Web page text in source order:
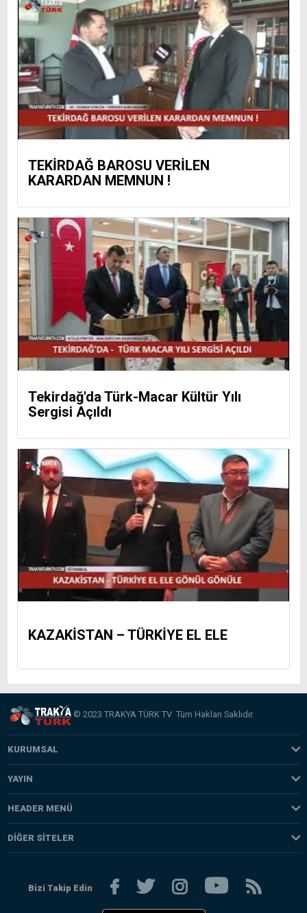
TEKİRDAĞ BAROSU VERİLEN
KARARDAN MEMNUN !
Tekirdağ'da Türk-Macar Kültür Yılı
Sergisi Açıldı
KAZAKİSTAN – TÜRKİYE EL ELE
© 2023 TRAKYA TÜRK TV Tüm Hakları Saklıdır.
KURUMSAL
Hakkımızda
Misyonumuz
Künye
YAYIN
Programlar
Yayın Akışı
HEADER MENÜ
Gündem
Türkiye
DIĞER SITELER
HABERCİ NET
Bizi Takip Edin